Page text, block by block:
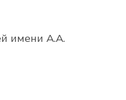
имени А.А.